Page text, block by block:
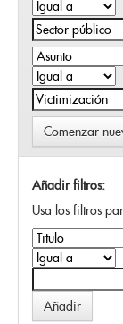
Comenzar
Añadir filtros:
Usa los filtros